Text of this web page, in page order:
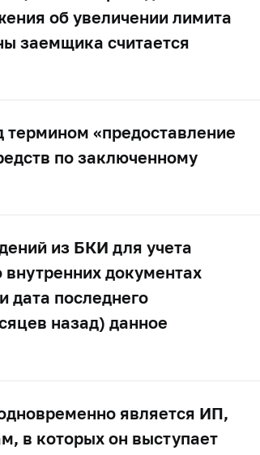
об увеличении лимита
заемщика считается
термином «предоставление
по заключенному
из БКИ для учета
документах
дата последнего
назад) данное
является ИП,
в которых он выступает